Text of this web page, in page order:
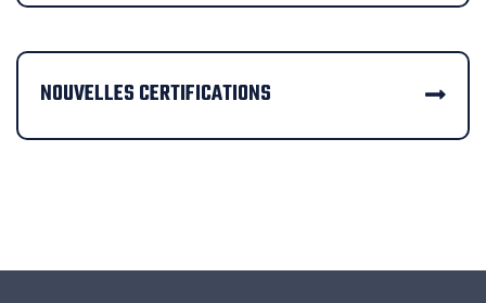
NOUVELLES CERTIFICATIONS